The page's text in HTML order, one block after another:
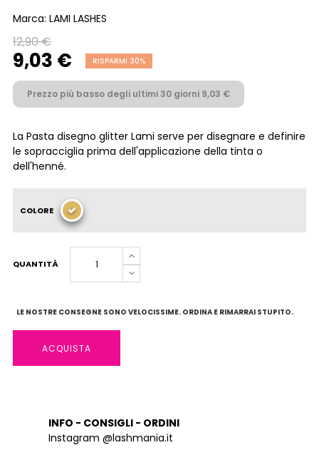
Marca: LAMI LASHES
12,90 €
9,03 € RISPARMI 30%
Prezzo più basso degli ultimi 30 giorni 9,03 €
La Pasta disegno glitter Lami serve per disegnare e definire
le sopracciglia prima dell'applicazione della tinta o
dell'henné.
COLORE
QUANTITÀ
LE NOSTRE CONSEGNE SONO VELOCISSIME. ORDINA E RIMARRAI STUPITO.
ACQUISTA
INFO - CONSIGLI - ORDINI
Instagram @lashmania.it